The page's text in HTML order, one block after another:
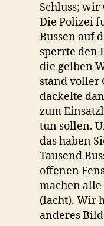
Schluss; wir
Die Polizei
Bussen auf
sperrte den
die gelben
stand voller
dackelte
zum
tun sollen.
das haben
Tausend
offenen
machen
(lacht). Wir
anderes